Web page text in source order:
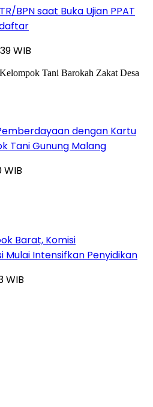
BPN saat Buka Ujian PPAT
WIB
dengan Kartu
Tani Gunung Malang
WIB
Barat, Komisi
Intensifkan Penyidikan
WIB